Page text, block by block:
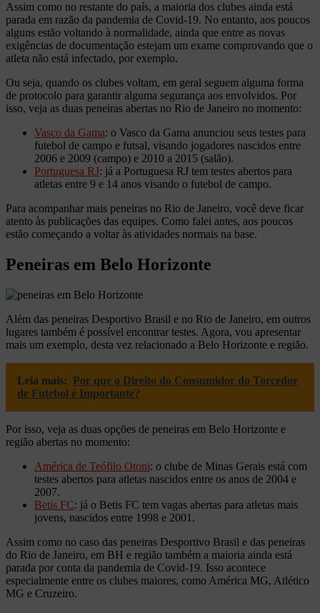
Assim como no restante do país, a maioria dos clubes ainda está
parada em razão da pandemia de Covid-19. No entanto, aos poucos
alguns estão voltando à normalidade, ainda que entre as novas
exigências de documentação estejam um exame comprovando que o
atleta não está infectado, por exemplo.
Ou seja, quando os clubes voltam, em geral seguem alguma forma
de protocolo para garantir alguma segurança aos envolvidos. Por
isso, veja as duas peneiras abertas no Rio de Janeiro no momento:
Vasco da Gama: o Vasco da Gama anunciou seus testes para
futebol de campo e futsal, visando jogadores nascidos entre
2006 e 2009 (campo) e 2010 a 2015 (salão).
Portuguesa RJ: já a Portuguesa RJ tem testes abertos para
atletas entre 9 e 14 anos visando o futebol de campo.
Para acompanhar mais peneiras no Rio de Janeiro, você deve ficar
atento às publicações das equipes. Como falei antes, aos poucos
estão começando a voltar às atividades normais na base.
Peneiras em Belo Horizonte
Além das peneiras Desportivo Brasil e no Rio de Janeiro, em outros
lugares também é possível encontrar testes. Agora, vou apresentar
mais um exemplo, desta vez relacionado a Belo Horizonte e região.
Leia mais: Por que o Direito do Consumidor do Torcedor
de Futebol é Importante?
Por isso, veja as duas opções de peneiras em Belo Horizonte e
região abertas no momento:
América de Teófilo Otoni: o clube de Minas Gerais está com
testes abertos para atletas nascidos entre os anos de 2004 e
2007.
Betis FC: já o Betis FC tem vagas abertas para atletas mais
jovens, nascidos entre 1998 e 2001.
Assim como no caso das peneiras Desportivo Brasil e das peneiras
do Rio de Janeiro, em BH e região também a maioria ainda está
parada por conta da pandemia de Covid-19. Isso acontece
especialmente entre os clubes maiores, como América MG, Atlético
MG e Cruzeiro.